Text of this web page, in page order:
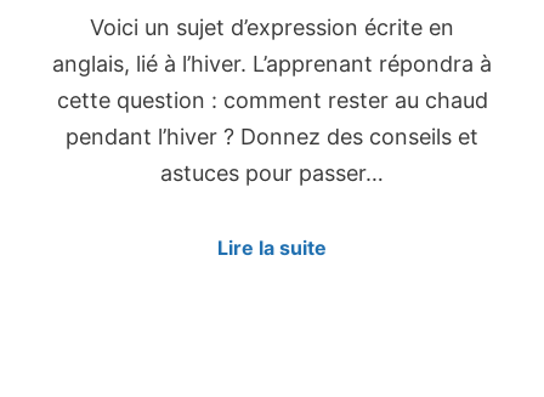
Voici un sujet d’expression écrite en
anglais, lié à l’hiver. L’apprenant répondra à
cette question : comment rester au chaud
pendant l’hiver ? Donnez des conseils et
astuces pour passer…
Lire la suite